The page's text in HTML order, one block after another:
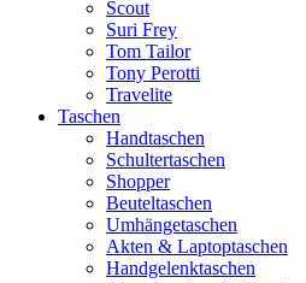
Scout
Suri Frey
Tom Tailor
Tony Perotti
Travelite
Taschen
Handtaschen
Schultertaschen
Shopper
Beuteltaschen
Umhängetaschen
Akten & Laptoptaschen
Handgelenktaschen